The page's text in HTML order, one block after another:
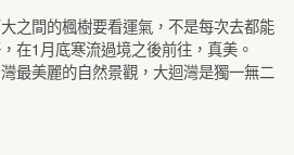
之間的楓樹要看運氣，不是每次去都能
在1月底寒流過境之後前往，真美。
最美麗的自然景觀，大迴灣是獨一無二